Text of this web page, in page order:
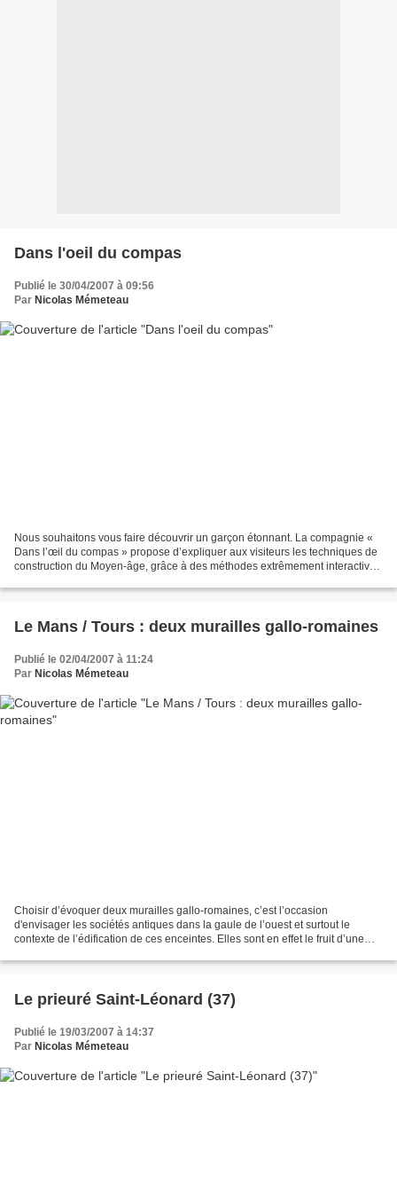
Dans l'oeil du compas
Publié le 30/04/2007 à 09:56
Par Nicolas Mémeteau
Nous souhaitons vous faire découvrir un garçon étonnant. La compagnie «
Dans l’œil du compas » propose d’expliquer aux visiteurs les techniques de
construction du Moyen-âge, grâce à des méthodes extrêmement interactives
Le Mans / Tours : deux murailles gallo-romaines
Publié le 02/04/2007 à 11:24
Par Nicolas Mémeteau
Choisir d’évoquer deux murailles gallo-romaines, c’est l’occasion
d'envisager les sociétés antiques dans la gaule de l’ouest et surtout le
contexte de l’édification de ces enceintes. Elles sont en effet le fruit d’une
Le prieuré Saint-Léonard (37)
Publié le 19/03/2007 à 14:37
Par Nicolas Mémeteau